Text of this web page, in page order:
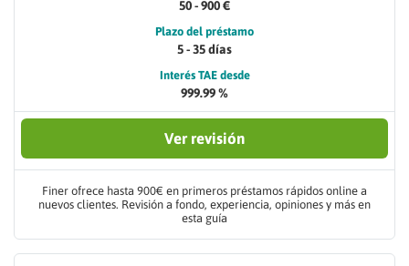
50 - 900 €
Plazo del préstamo
5 - 35 días
Interés TAE desde
999.99 %
Ver revisión
Finer ofrece hasta 900€ en primeros préstamos rápidos online a
nuevos clientes. Revisión a fondo, experiencia, opiniones y más en
esta guía